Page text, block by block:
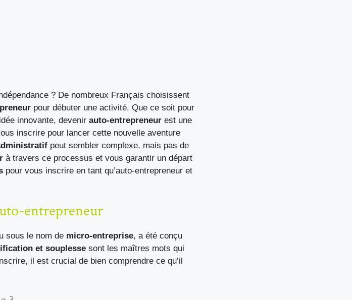
? De nombreux Français choisissent
pour débuter une activité. Que ce soit pour
innovante, devenir auto-entrepreneur est une
inscrire pour lancer cette nouvelle aventure
peut sembler complexe, mais pas de
à travers ce processus et vous garantir un départ
pour vous inscrire en tant qu’auto-entrepreneur et
entrepreneur
sous le nom de micro-entreprise, a été conçu
et souplesse sont les maîtres mots qui
il est crucial de bien comprendre ce qu’il